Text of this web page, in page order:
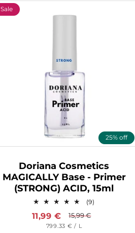
25% off
Sale
Doriana Cosmetics
MAGICALLY Base - Primer
(STRONG) ACID, 15ml
(9)
Verkaufspreis
11,99 €
Normaler
Preis
15,99€
GRUNDPREIS
799.33 € / PRO
L